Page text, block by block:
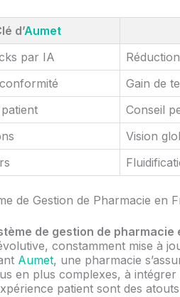
d’Aumet
par IA
Gain de
Conseil
Vision
de Gestion de Pharmacie en
de gestion de pharmacie
constamment mise à
Aumet, une pharmacie
en plus complexes, à
patient sont des